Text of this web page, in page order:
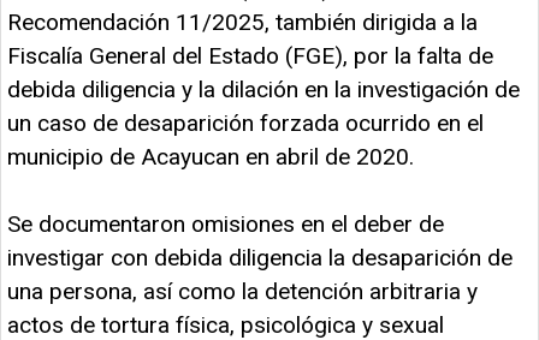
Recomendación 11/2025, también dirigida a la
Fiscalía General del Estado (FGE), por la falta de
debida diligencia y la dilación en la investigación de
un caso de desaparición forzada ocurrido en el
municipio de Acayucan en abril de 2020.
Se documentaron omisiones en el deber de
investigar con debida diligencia la desaparición de
una persona, así como la detención arbitraria y
actos de tortura física, psicológica y sexual